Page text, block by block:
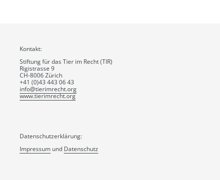
Kontakt:
Stiftung für das Tier im Recht (TIR)
Rigistrasse 9
CH-8006 Zürich
+41 (0)43 443 06 43
info@tierimrecht.org
www.tierimrecht.org
Datenschutzerklärung:
Impressum und Datenschutz